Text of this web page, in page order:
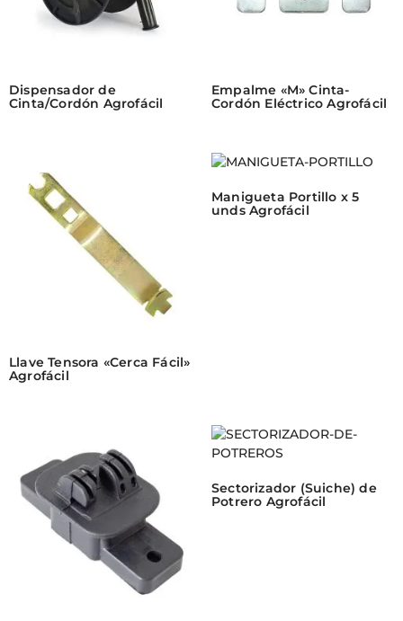
Dispensador de
Cinta/Cordón Agrofácil
Empalme «M» Cinta-
Cordón Eléctrico Agrofácil
Llave Tensora «Cerca Fácil»
Agrofácil
Manigueta Portillo x 5
unds Agrofácil
Sectorizador (Suiche) de
Potrero Agrofácil